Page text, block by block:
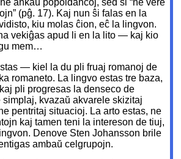
ankaŭ popoldancoj, sed ŝi “ne vere
(pĝ. 17). Kaj nun ŝi falas en la
kiu molas ĉion, eĉ la lingvon.
vekiĝas apud li en la lito — kaj kio
mem…
— kiel la du pli fruaj romanoj de
romaneto. La lingvo estas tre baza,
pli progresas la denseco de
simplaj, kvazaŭ akvarele skizitaj
pentritaj situacioj. La arto estas, ne
kaj tamen teni la intereson de tiuj,
Denove Sten Johansson brile
ambaŭ celgrupojn.